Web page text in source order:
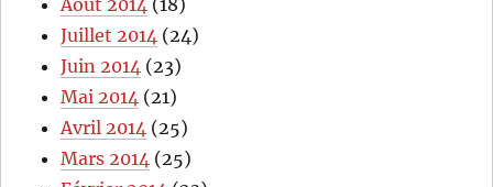
Août 2014 (18)
Juillet 2014 (24)
Juin 2014 (23)
Mai 2014 (21)
Avril 2014 (25)
Mars 2014 (25)